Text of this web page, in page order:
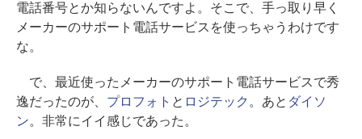
電話番号とか知らないんですよ。そこで、手っ取り早く
メーカーのサポート電話サービスを使っちゃうわけです
な。
で、最近使ったメーカーのサポート電話サービスで秀
逸だったのが、 プロフォト と ロジテック 。あと ダイソ
ン。非常にイイ感じであった。